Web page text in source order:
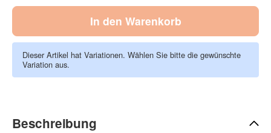
In den Warenkorb
Dieser Artikel hat Variationen. Wählen Sie bitte die gewünschte
Variation aus.
Beschreibung